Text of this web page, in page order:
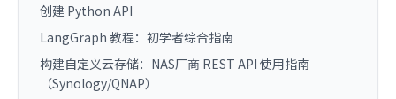
创建 Python API
LangGraph 教程：初学者综合指南
构建自定义云存储：NAS厂商 REST API 使用指南
（Synology/QNAP）